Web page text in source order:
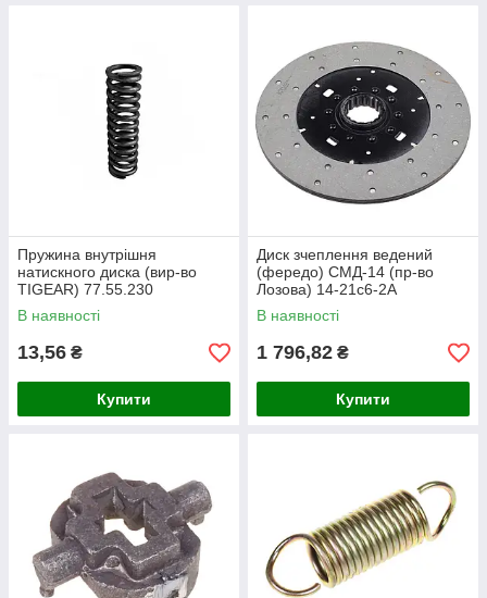
Пружина внутрішня
натискного диска (вир-во
TIGEAR) 77.55.230
В наявності
13,56 ₴
Купити
Диск зчеплення ведений
(фередо) СМД-14 (пр-во
Лозова) 14-21с6-2А
В наявності
1 796,82 ₴
Купити